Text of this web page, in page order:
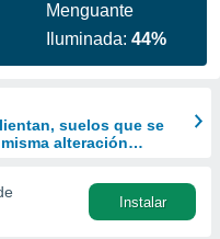
Menguante
Iluminada:44%
suelos que se
alteración
Instalar